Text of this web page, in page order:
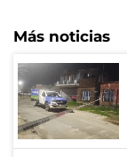
Más noticias